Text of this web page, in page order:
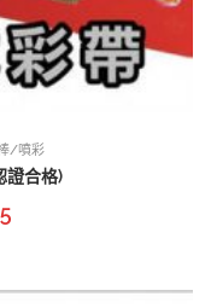
/噴彩
證合格)